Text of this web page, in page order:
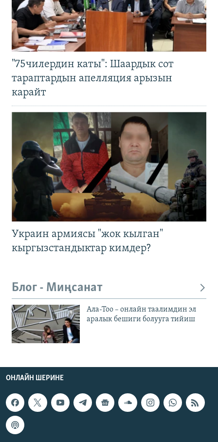
"75чилердин каты": Шаардык сот
тараптардын апелляция арызын
карайт
Украин армиясы "жок кылган"
кыргызстандыктар кимдер?
Блог - Миңсанат
Ала-Тоо – онлайн таалимдин эл
аралык бешиги болууга тийиш
ОНЛАЙН ШЕРИНЕ